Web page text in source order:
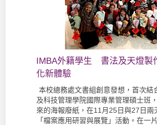
IMBA外籍學生 書法及天燈製
化新體驗
本校總務處文書組創意發想，首次結
及科技管理學院國際專業管理碩士班
來的海報廢紙，在11月25日與27日兩
「檔案應用研習與展覽」活動。在一